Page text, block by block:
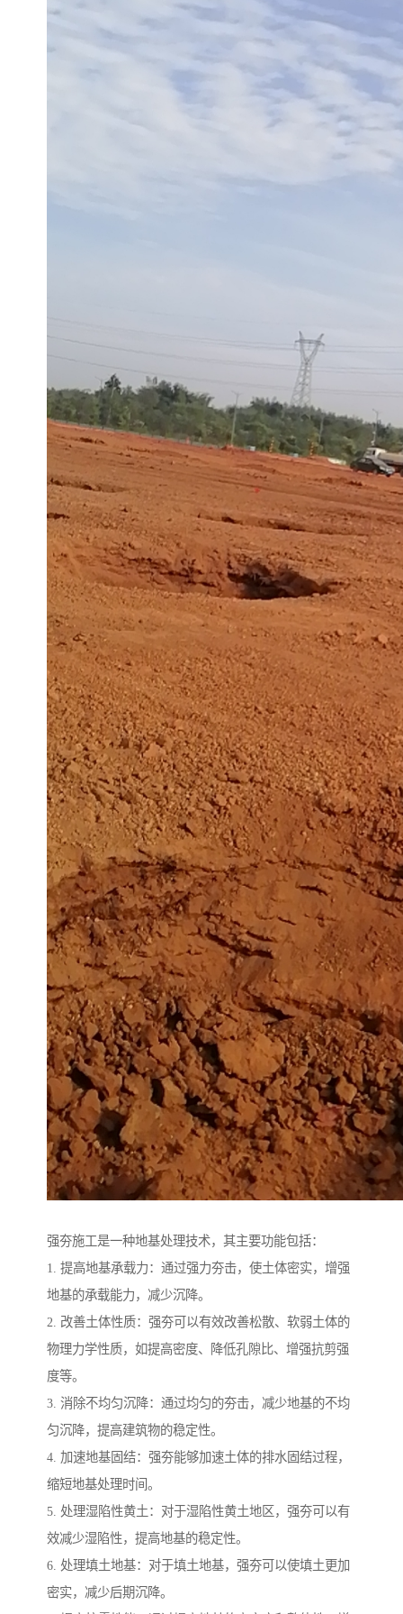
强夯施工是一种地基处理技术，其主要功能包括：
1. 提高地基承载力：通过强力夯击，使土体密实，增强
地基的承载能力，减少沉降。
2. 改善土体性质：强夯可以有效改善松散、软弱土体的
物理力学性质，如提高密度、降低孔隙比、增强抗剪强
度等。
3. 消除不均匀沉降：通过均匀的夯击，减少地基的不均
匀沉降，提高建筑物的稳定性。
4. 加速地基固结：强夯能够加速土体的排水固结过程，
缩短地基处理时间。
5. 处理湿陷性黄土：对于湿陷性黄土地区，强夯可以有
效减少湿陷性，提高地基的稳定性。
6. 处理填土地基：对于填土地基，强夯可以使填土更加
密实，减少后期沉降。